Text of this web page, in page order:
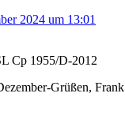
2024 um 13:01
Cp 1955/D-2012
Grüßen, Frank